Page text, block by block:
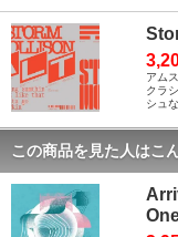
アム
クラ
シュ
この商品を見た人はこ